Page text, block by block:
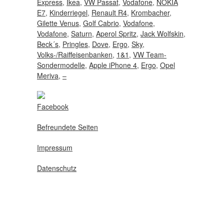
Express, Ikea, VW Passat, Vodafone, NOKIA
E7, Kinderriegel, Renault R4, Krombacher,
Gilette Venus, Golf Cabrio, Vodafone,
Vodafone, Saturn, Aperol Spritz, Jack Wolfskin,
Beck´s, Pringles, Dove, Ergo, Sky,
Volks-/Raiffeisenbanken, 1&1 , VW Team-
Sondermodelle, Apple iPhone 4, Ergo, Opel
Meriva, –
Facebook
Befreundete Seiten
Impressum
Datenschutz